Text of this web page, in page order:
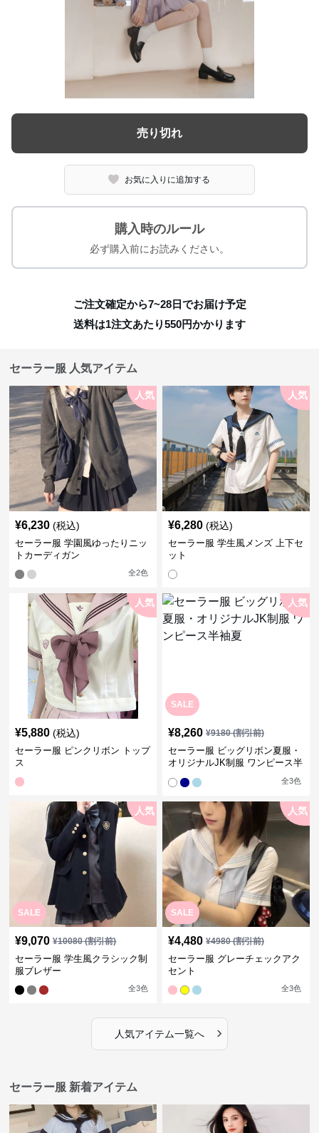
売り切れ
お気に入りに追加する
購入時のルール
必ず購入前にお読みください。
ご注文確定から7~28日でお届け予定
送料は1注文あたり550円かかります
セーラー服 人気アイテム
人気
¥6,230 (税込)
セーラー服 学園風ゆったりニッ
トカーディガン
全2色
人気
¥6,280 (税込)
セーラー服 学生風メンズ 上下セ
ット
人気
¥5,880 (税込)
セーラー服 ピンクリボン トップ
ス
SALE
人気
¥8,260 ¥9180(割引前)
セーラー服 ビッグリボン夏服・
オリジナルJK制服 ワンピース半
全3色
SALE
人気
¥9,070 ¥10080(割引前)
セーラー服 学生風クラシック制
服ブレザー
全3色
SALE
人気
¥4,480 ¥4980(割引前)
セーラー服 グレーチェックアク
セント
全3色
人気アイテム一覧へ ›
セーラー服 新着アイテム